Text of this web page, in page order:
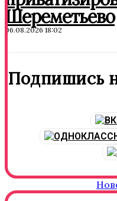
Шереметьево
06.08.2026 18:02
Подпишись